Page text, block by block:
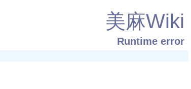
美麻Wiki
Runtime error